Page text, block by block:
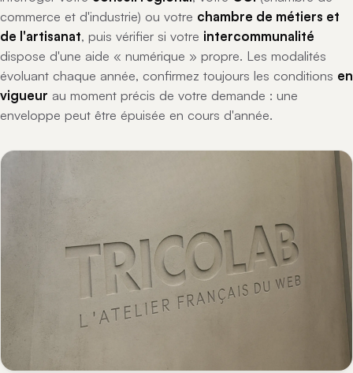
commerce et d'industrie) ou votre chambre de métiers et
de l'artisanat, puis vérifier si votre intercommunalité
dispose d'une aide « numérique » propre. Les modalités
évoluant chaque année, confirmez toujours les conditions en
vigueur au moment précis de votre demande : une
enveloppe peut être épuisée en cours d'année.